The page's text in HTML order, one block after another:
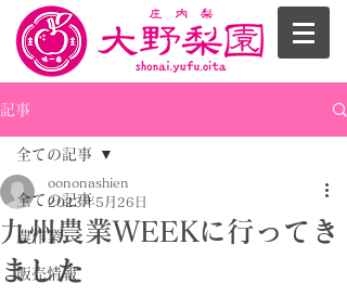
記事
全ての記事
農作業
販売情報
全ての記事
九州農業WEEKに行ってき
ました
oononashien
2023年5月26日